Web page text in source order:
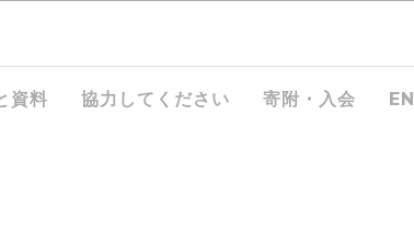
資料 協力してください 寄附・入会 EN